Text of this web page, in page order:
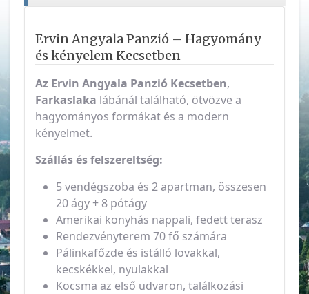
Ervin Angyala Panzió – Hagyomány
és kényelem Kecsetben
Az Ervin Angyala Panzió Kecsetben,
Farkaslaka lábánál található, ötvözve a
hagyományos formákat és a modern
kényelmet.
Szállás és felszereltség:
5 vendégszoba és 2 apartman, összesen
20 ágy + 8 pótágy
Amerikai konyhás nappali, fedett terasz
Rendezvényterem 70 fő számára
Pálinkafőzde és istálló lovakkal,
kecskékkel, nyulakkal
Kocsma az első udvaron, találkozási